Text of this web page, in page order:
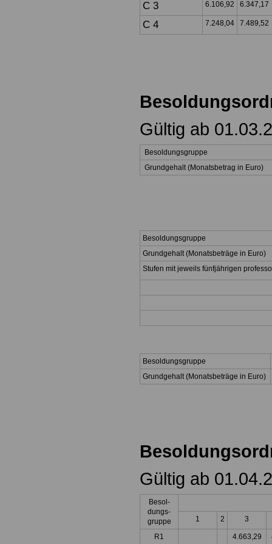
C 3 6.106,92 6.347,17
C 4 7.248,04 7.489,52
Gültig ab
Besoldungsgruppe
Grundgehalt (Monatsbetrag in Euro)
Besoldungsgruppe
Grundgehalt (Monatsbeträge in Euro)
Stufen mit jeweils fünfjährigen
Besoldungsgruppe
Grundgehalt (Monatsbeträge in Euro)
Gültig ab
Besol-
dungs-
gruppe
1 2 3
R1 4.663,29